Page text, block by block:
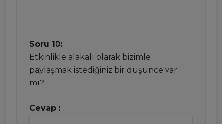
Soru 10:
Etkinlikle alakalı olarak bizimle
paylaşmak istediğiniz bir düşünce var
mı?
Cevap :